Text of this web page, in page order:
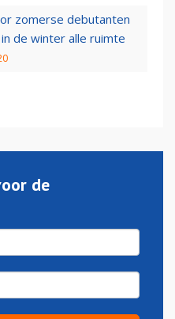
zomerse debutanten
de winter alle ruimte
de